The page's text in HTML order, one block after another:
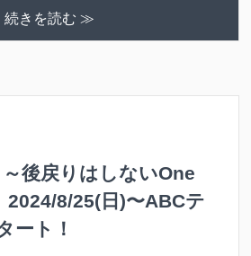
続きを読む ≫
後戻りはしないOne
2024/8/25(日)〜ABCテ
ート！